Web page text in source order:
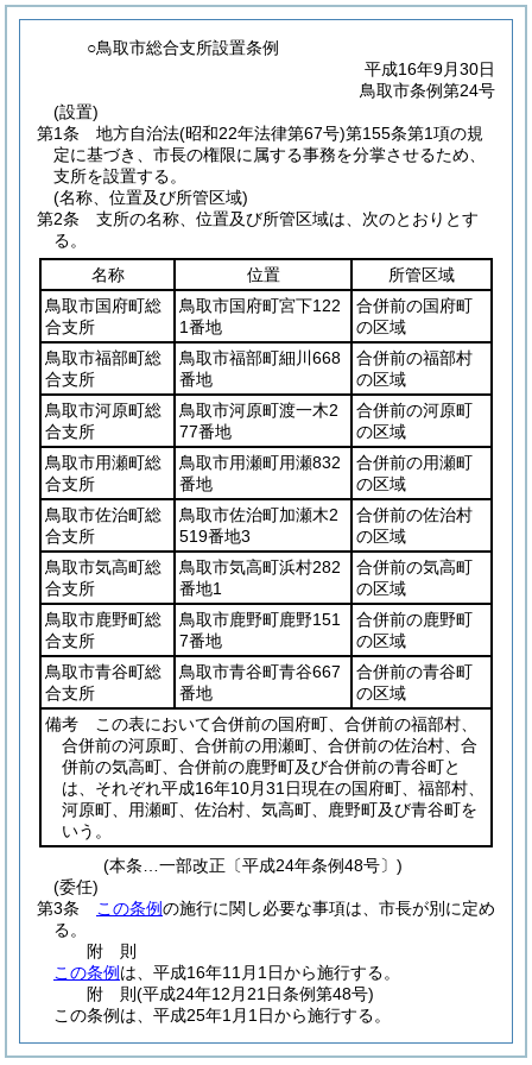
○鳥取市総合支所設置条例
平成16年9月30日
鳥取市条例第24号
(設置)
第1条
地方自治法(昭和22年法律第67号)第155条第1項の規
定に基づき、市長の権限に属する事務を分掌させるため、
支所を設置する。
(名称、位置及び所管区域)
第2条
支所の名称、位置及び所管区域は、次のとおりとす
る。
名称
位置
所管区域
鳥取市国府町総
合支所
鳥取市国府町宮下122
1番地
合併前の国府町
の区域
鳥取市福部町総
合支所
鳥取市福部町細川668
番地
合併前の福部村
の区域
鳥取市河原町総
合支所
鳥取市河原町渡一木2
77番地
合併前の河原町
の区域
鳥取市用瀬町総
合支所
鳥取市用瀬町用瀬832
番地
合併前の用瀬町
の区域
鳥取市佐治町総
合支所
鳥取市佐治町加瀬木2
519番地3
合併前の佐治村
の区域
鳥取市気高町総
合支所
鳥取市気高町浜村282
番地1
合併前の気高町
の区域
鳥取市鹿野町総
合支所
鳥取市鹿野町鹿野151
7番地
合併前の鹿野町
の区域
鳥取市青谷町総
合支所
鳥取市青谷町青谷667
番地
合併前の青谷町
の区域
備考 この表において合併前の国府町、合併前の福部村、
合併前の河原町、合併前の用瀬町、合併前の佐治村、合
併前の気高町、合併前の鹿野町及び合併前の青谷町と
は、それぞれ平成16年10月31日現在の国府町、福部村、
河原町、用瀬町、佐治村、気高町、鹿野町及び青谷町を
いう。
(本条…一部改正〔平成24年条例48号〕)
(委任)
第3条
この条例の施行に関し必要な事項は、市長が別に定め
る。
附 則
この条例 は、平成16年11月1日から施行する。
附 則(平成24年12月21日条例第48号)
この条例は、平成25年1月1日から施行する。